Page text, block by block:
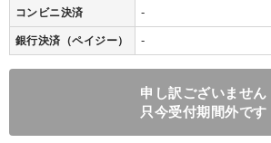
コンビニ決済 -
銀行決済（ペイジー） -
申し訳ございません
只今受付期間外です